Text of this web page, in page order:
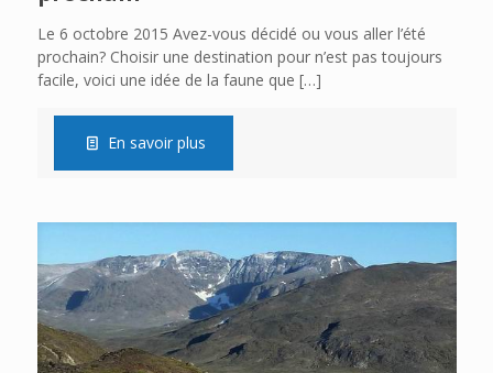
Le 6 octobre 2015 Avez-vous décidé ou vous aller l’été
prochain? Choisir une destination pour n’est pas toujours
facile, voici une idée de la faune que […]
En savoir plus